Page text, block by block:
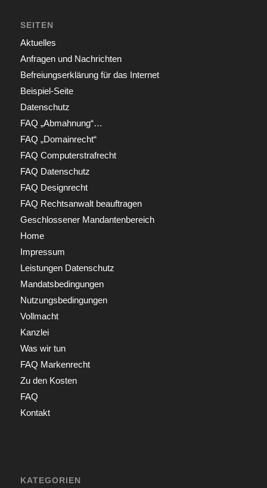
SEITEN
Aktuelles
Anfragen und Nachrichten
Befreiungserklärung für das Internet
Beispiel-Seite
Datenschutz
FAQ „Abmahnung“…
FAQ „Domainrecht“
FAQ Computerstrafrecht
FAQ Datenschutz
FAQ Designrecht
FAQ Rechtsanwalt beauftragen
Geschlossener Mandantenbereich
Home
Impressum
Leistungen Datenschutz
Mandatsbedingungen
Nutzungsbedingungen
Vollmacht
Kanzlei
Was wir tun
FAQ Markenrecht
Zu den Kosten
FAQ
Kontakt
KATEGORIEN